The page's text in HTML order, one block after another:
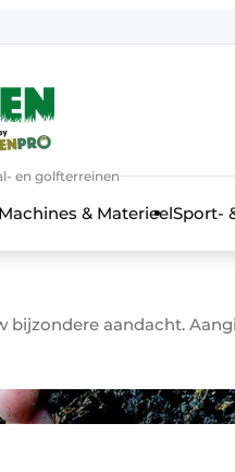
en golfterreinen
Machines & MaterieelSport-
bijzondere aandacht.